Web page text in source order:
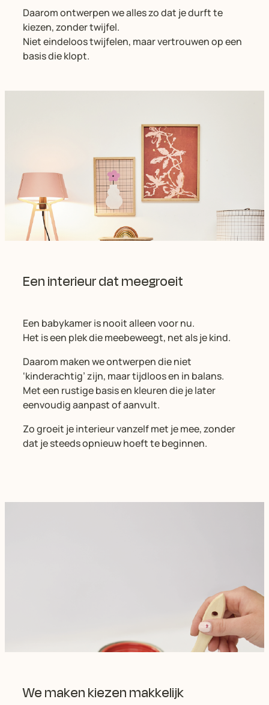
Daarom ontwerpen we alles zo dat je durft te
kiezen, zonder twijfel.
Niet eindeloos twijfelen, maar vertrouwen op een
basis die klopt.
Een interieur dat meegroeit
Een babykamer is nooit alleen voor nu.
Het is een plek die meebeweegt, net als je kind.
Daarom maken we ontwerpen die niet
‘kinderachtig’ zijn, maar tijdloos en in balans.
Met een rustige basis en kleuren die je later
eenvoudig aanpast of aanvult.
Zo groeit je interieur vanzelf met je mee, zonder
dat je steeds opnieuw hoeft te beginnen.
We maken kiezen makkelijk